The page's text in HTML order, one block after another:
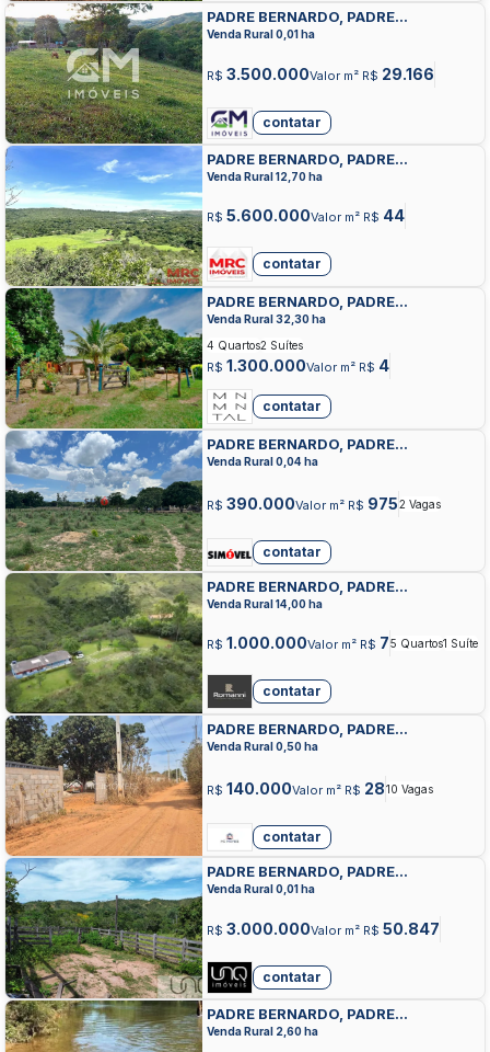
PADRE BERNARDO, PADRE
BERNARDO, PADRE BERNARDO
Venda Rural 0,01 ha
R$ 3.500.000Valor m² R$ 29.166
contatar
PADRE BERNARDO, PADRE
BERNARDO, PADRE BERNARDO
Venda Rural 12,70 ha
R$ 5.600.000Valor m² R$ 44
contatar
PADRE BERNARDO, PADRE
BERNARDO, PADRE BERNARDO
Venda Rural 32,30 ha
R$ 1.300.000Valor m² R$ 4
4 Quartos2 Suítes
contatar
PADRE BERNARDO, PADRE
BERNARDO, PADRE BERNARDO
Venda Rural 0,04 ha
R$ 390.000Valor m² R$ 9752 Vagas
contatar
PADRE BERNARDO, PADRE
BERNARDO, PADRE BERNARDO
Venda Rural 14,00 ha
R$ 1.000.000Valor m² R$ 75 Quartos1 Suíte
contatar
PADRE BERNARDO, PADRE
BERNARDO, PADRE BERNARDO
Venda Rural 0,50 ha
R$ 140.000Valor m² R$ 2810 Vagas
contatar
PADRE BERNARDO, PADRE
BERNARDO, PADRE BERNARDO
Venda Rural 0,01 ha
R$ 3.000.000Valor m² R$ 50.847
contatar
PADRE BERNARDO, PADRE
BERNARDO, PADRE BERNARDO
Venda Rural 2,60 ha